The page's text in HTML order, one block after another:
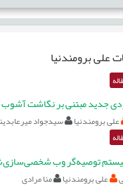
علی برومندنیا
جدید مبتنی بر نگاشت آشوب
علی برومندنیا سیدجواد
توصیه‌گر وب
علی برومندنیا منا مرادی